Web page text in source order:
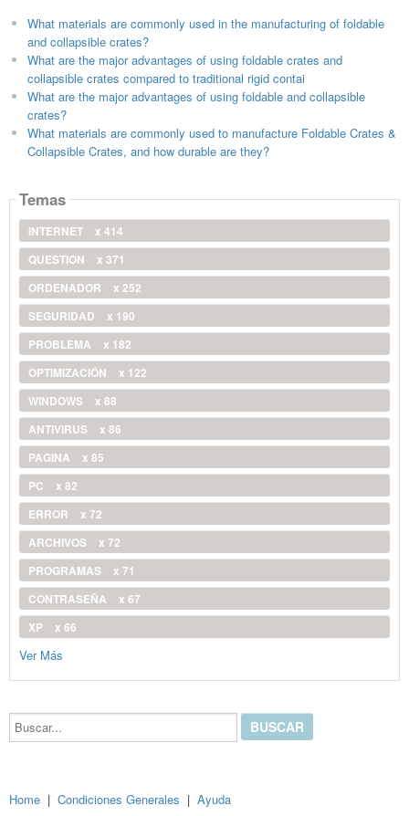
What materials are commonly used in the manufacturing of foldable
and collapsible crates?
What are the major advantages of using foldable crates and
collapsible crates compared to traditional rigid contai
What are the major advantages of using foldable and collapsible
crates?
What materials are commonly used to manufacture Foldable Crates &
Collapsible Crates, and how durable are they?
Temas
INTERNET
x 414
QUESTION
x 371
ORDENADOR
x 252
SEGURIDAD
x 190
PROBLEMA
x 182
OPTIMIZACIÓN
x 122
WINDOWS
x 88
ANTIVIRUS
x 86
PAGINA
x 85
PC
x 82
ERROR
x 72
ARCHIVOS
x 72
PROGRAMAS
x 71
CONTRASEÑA
x 67
XP
x 66
Ver Más
Buscar...
Home | Condiciones Generales | Ayuda